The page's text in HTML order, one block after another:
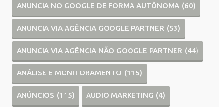
ANUNCIA NO GOOGLE DE FORMA AUTÔNOMA (60)
ANUNCIA VIA AGÊNCIA GOOGLE PARTNER (53)
ANUNCIA VIA AGÊNCIA NÃO GOOGLE PARTNER (44)
ANÁLISE E MONITORAMENTO (115)
ANÚNCIOS (115) AUDIO MARKETING (4)